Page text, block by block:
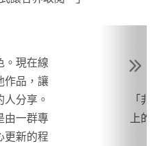
。現在線
作品，讓
分享。
由一群專
更新的程
「
上